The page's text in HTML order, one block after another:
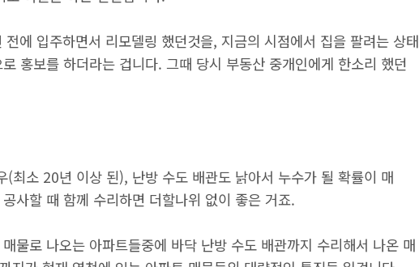
에 입주하면서 리모델링 했던것을, 지금의 시점에서 집을 팔려는 상태
홍보를 하더라는 겁니다. 그때 당시 부동산 중개인에게 한소리 했던
(최소 20년 이상 된), 난방 수도 배관도 낡아서 누수가 될 확률이 매
사할 때 함께 수리하면 더할나위 없이 좋은 거죠.
물로 나오는 아파트들중에 바닥 난방 수도 배관까지 수리해서 나온 매